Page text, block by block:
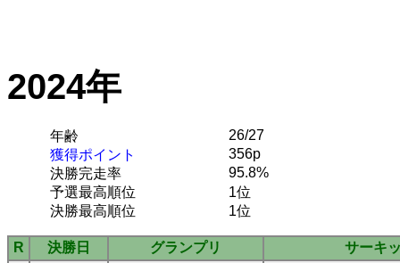
2024年
年齢
26/27
獲得ポイント
356p
決勝完走率
95.8%
予選最高順位
1位
決勝最高順位
1位
R 決勝日 グランプリ
サーキ